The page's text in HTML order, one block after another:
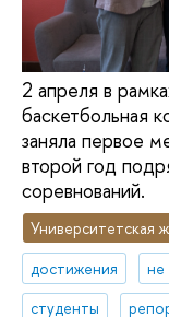
2 апреля в
баскетбольная
заняла первое
второй год
соревнований.
Университетская
достижения
не
студенты